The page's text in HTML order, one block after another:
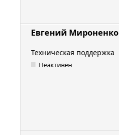
Евгений Мироненко
Техническая поддержка
Неактивен